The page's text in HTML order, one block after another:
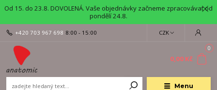
Od 15. do 23.8. DOVOLENÁ. Vaše objednávky začneme zpracovávat od
pondělí 24.8.
Menu
CZK
+420 703 967 698 8:00 - 15:00
0
0,00 Kč